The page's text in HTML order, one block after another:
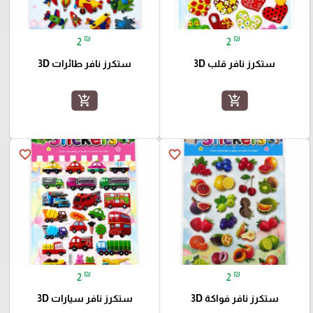
2 ₪
ستكرز نافر قلب 3D
add_shopping_cart
2 ₪
ستكرز نافر طائرات 3D
add_shopping_cart
favorite_border
2 ₪
ستكرز نافر فواكة 3D
favorite_border
2 ₪
ستكرز نافر سيارات 3D